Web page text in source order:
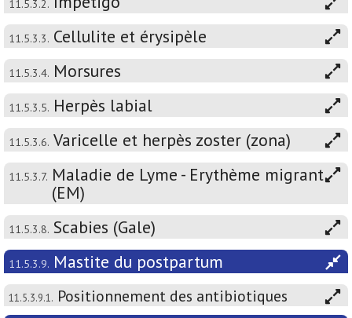
11.5.3.2.
11.5.3.3. Cellulite et érysipèle
11.5.3.4. Morsures
11.5.3.5. Herpès labial
11.5.3.6. Varicelle et herpès zoster (zona)
11.5.3.7. Maladie de Lyme - Erythème migrant
(EM)
11.5.3.8. Scabies (Gale)
11.5.3.9. Mastite du postpartum
11.5.3.9.1. Positionnement des antibiotiques